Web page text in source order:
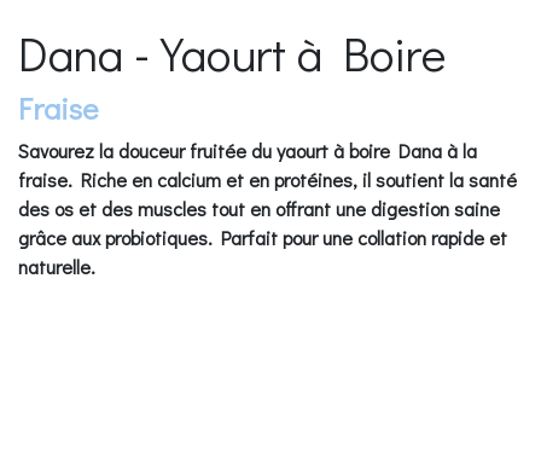
Dana - Yaourt à Boire
Fraise
Savourez la douceur fruitée du yaourt à boire Dana à la
fraise. Riche en calcium et en protéines, il soutient la santé
des os et des muscles tout en offrant une digestion saine
grâce aux probiotiques. Parfait pour une collation rapide et
naturelle.